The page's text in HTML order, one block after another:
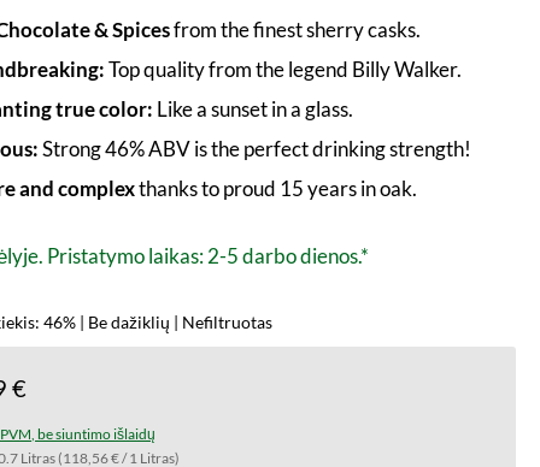
& Spicesfrom the finest sherry casks.
Top quality from the legend Billy Walker.
true color: Like a sunset in a glass.
Strong 46% ABV is the perfect drinking strength!
and complexthanks to proud 15 years in oak.
Pristatymo laikas: 2-5 darbo dienos.*
46% | Be dažiklių | Nefiltruotas
€
be siuntimo išlaidų
Litras(118,56 € / 1 Litras)